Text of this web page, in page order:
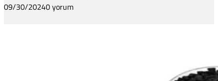
09/30/20240 yorum